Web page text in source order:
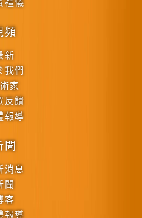
頻
新
我們
家
反饋
報導
聞
消息
聞
客
報導